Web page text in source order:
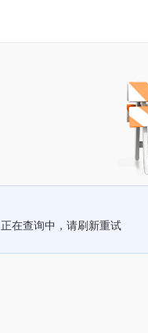
正在查询中，请刷新重试